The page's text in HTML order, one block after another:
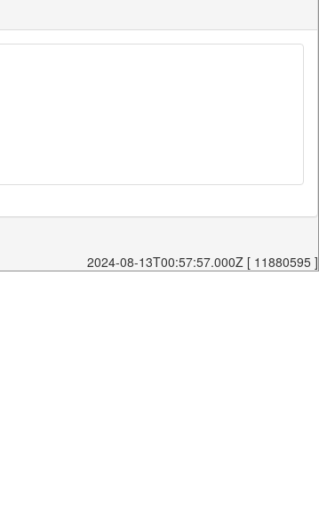
2024-08-13T00:57:57.000Z [ 11880595 ]